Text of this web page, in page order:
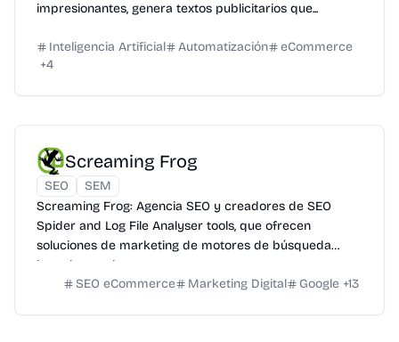
impresionantes, genera textos publicitarios que...
Inteligencia Artificial Automatización
eCommerce
+4
Screaming Frog
SEO
SEM
Screaming Frog: Agencia SEO y creadores de SEO
Spider and Log File Analyser tools, que ofrecen
soluciones de marketing de motores de búsqueda
basadas en datos.
SEO eCommerce
Marketing Digital Google +13